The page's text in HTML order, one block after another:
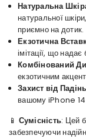
Натуральна
натуральної
приємно на дотик.
Екзотична
імітації, що
Комбінований
екзотичним
Захист від Падінь
вашому iPhone 14
📱 Сумісність: Цей
забезпечуючи